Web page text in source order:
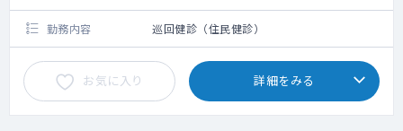
備考欄参照ください）
勤務内容
巡回健診（住民健診）
お気に入り 詳細をみる